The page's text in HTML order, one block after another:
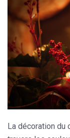
La décoration